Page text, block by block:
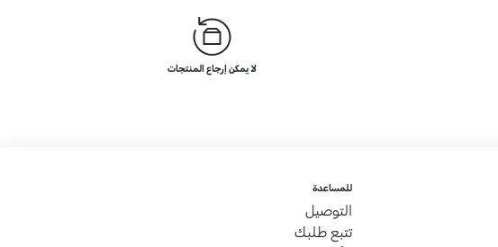
لا يمكن إرجاع المنتجات
للمساعدة
التوصيل
تتبع طلبك